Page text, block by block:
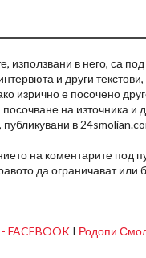
в него, са
и други
изрично е посочено
на източника и
в
на коментарите под
да ограничават или
FACEBOOK I Родопи